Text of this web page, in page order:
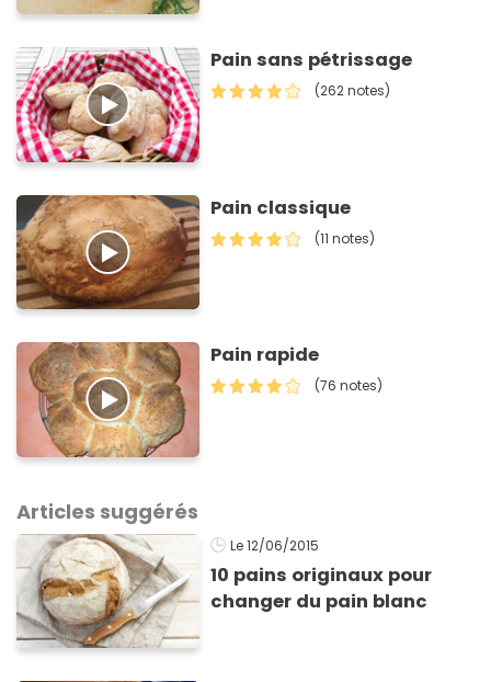
Pain sans pétrissage
(262 notes)
Pain classique
(11 notes)
Pain rapide
(76 notes)
Articles suggérés
Le 12/06/2015
10 pains originaux pour
changer du pain blanc